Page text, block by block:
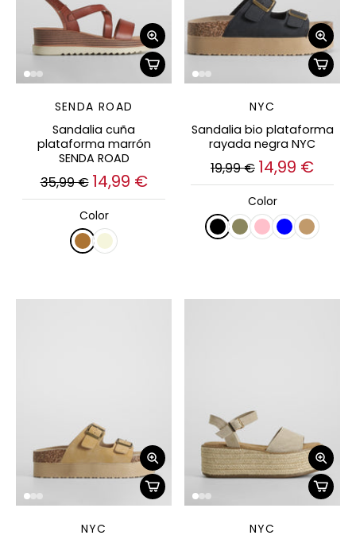
SENDA ROAD
Sandalia cuña
plataforma marrón
SENDA ROAD
35,99 € 14,99 €
Color
NYC
Sandalia bio plataforma
rayada negra NYC
19,99 € 14,99 €
Color
NYC
NYC